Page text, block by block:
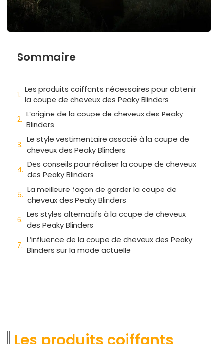
Sommaire
Les produits coiffants nécessaires pour obtenir
la coupe de cheveux des Peaky Blinders
L’origine de la coupe de cheveux des Peaky
Blinders
Le style vestimentaire associé à la coupe de
cheveux des Peaky Blinders
Des conseils pour réaliser la coupe de cheveux
des Peaky Blinders
La meilleure façon de garder la coupe de
cheveux des Peaky Blinders
Les styles alternatifs à la coupe de cheveux
des Peaky Blinders
L’influence de la coupe de cheveux des Peaky
Blinders sur la mode actuelle